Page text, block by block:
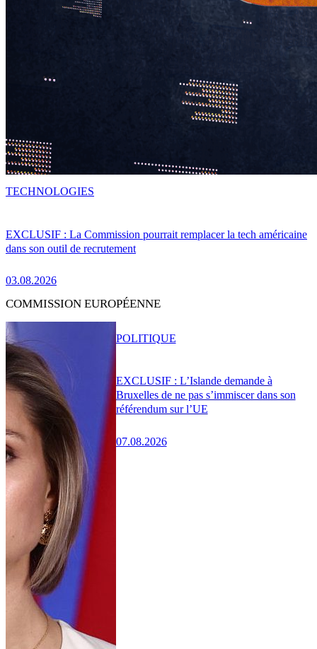
EXCLUSIF : La Commission pourrait remplacer la tech américaine
dans son outil de recrutement
03.08.2026
TECHNOLOGIES
COMMISSION EUROPÉENNE
EXCLUSIF : L’Islande demande à
Bruxelles de ne pas s’immiscer dans son
référendum sur l’UE
07.08.2026
POLITIQUE